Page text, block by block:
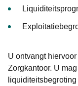
U ontvangt
Zorgkantoor. U